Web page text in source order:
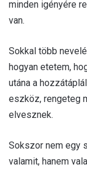
minden igényére
van.
Sokkal több
hogyan etetem,
utána a
eszköz, rengeteg
elvesznek.
Sokszor nem egy
valamit, hanem